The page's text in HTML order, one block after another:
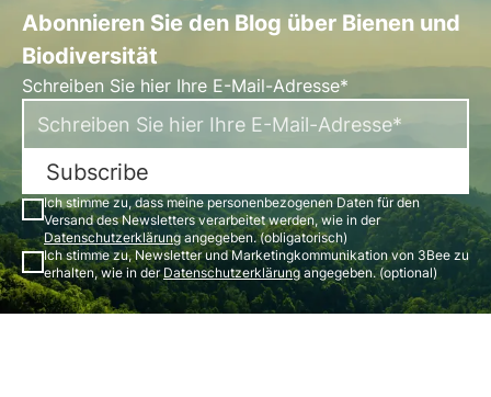
Abonnieren Sie den Blog über Bienen und
Biodiversität
Schreiben Sie hier Ihre E-Mail-Adresse*
Subscribe
Ich stimme zu, dass meine personenbezogenen Daten für den
Versand des Newsletters verarbeitet werden, wie in der
Datenschutzerklärungangegeben. (obligatorisch)
Ich stimme zu, Newsletter und Marketingkommunikation von 3Bee zu
erhalten, wie in derDatenschutzerklärungangegeben. (optional)